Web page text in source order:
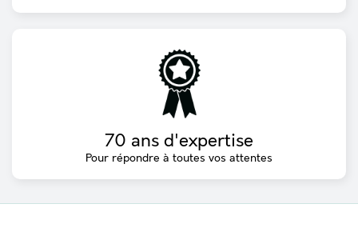
70 ans d'expertise
Pour répondre à toutes vos attentes